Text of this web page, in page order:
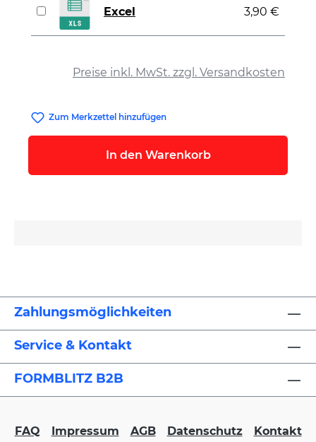
Preise inkl. MwSt. zzgl. Versandkosten
Excel 3,90 €
Zum Merkzettel hinzufügen
In den Warenkorb
Zahlungsmöglichkeiten
Service & Kontakt
FORMBLITZ B2B
FAQ Impressum AGB Datenschutz Kontakt